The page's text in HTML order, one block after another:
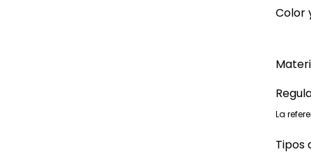
Color
La
Tipos